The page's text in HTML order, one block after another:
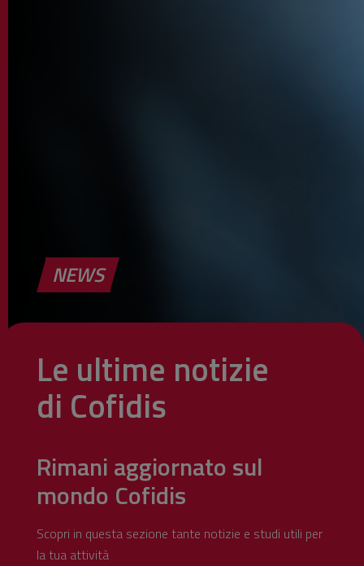
NEWS
Le ultime notizie
di Cofidis
Rimani aggiornato sul
mondo Cofidis
Scopri in questa sezione tante notizie e studi utili per
la tua attività